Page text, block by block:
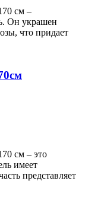
см –
Он украшен
что придает
см – это
имеет
представляет